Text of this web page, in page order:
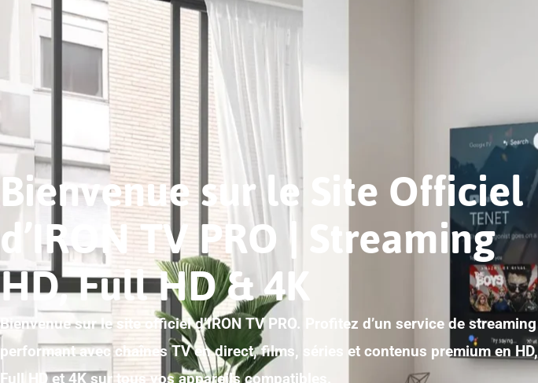
Bienvenue sur le Site Officiel
d’IRON TV PRO | Streaming
HD, Full HD & 4K
Bienvenue sur le site officiel d’IRON TV PRO. Profitez d’un service de streaming
performant avec chaînes TV en direct, films, séries et contenus premium en HD,
Full HD et 4K sur tous vos appareils compatibles.